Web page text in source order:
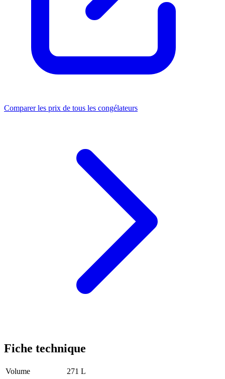
Comparer les prix de tous les congélateurs
Fiche technique
Volume
271 L